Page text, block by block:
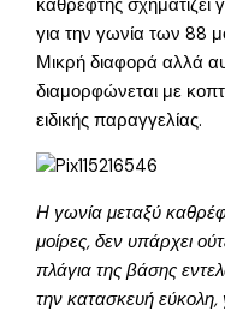
καθρέφτης
για την γωνία των 88
Μικρή διαφορά αλλά
διαμορφώνεται με
ειδικής παραγγελίας.
Η γωνία μεταξύ
μοίρες, δεν υπάρχει
πλάγια της βάσης
την κατασκευή